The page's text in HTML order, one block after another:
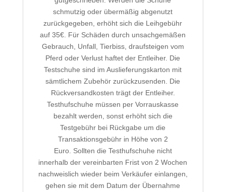
schmutzig oder übermäßig abgenutzt
zurückgegeben, erhöht sich die Leihgebühr
auf 35€. Für Schäden durch unsachgemäßen
Gebrauch, Unfall, Tierbiss, draufsteigen vom
Pferd oder Verlust haftet der Entleiher. Die
Testschuhe sind im Auslieferungskarton mit
sämtlichem Zubehör zurückzusenden. Die
Rückversandkosten trägt der Entleiher.
Testhufschuhe müssen per Vorrauskasse
bezahlt werden, sonst erhöht sich die
Testgebühr bei Rückgabe um die
Transaktionsgebühr in Höhe von 2
Euro. Sollten die Testhufschuhe nicht
innerhalb der vereinbarten Frist von 2 Wochen
nachweislich wieder beim Verkäufer einlangen,
gehen sie mit dem Datum der Übernahme